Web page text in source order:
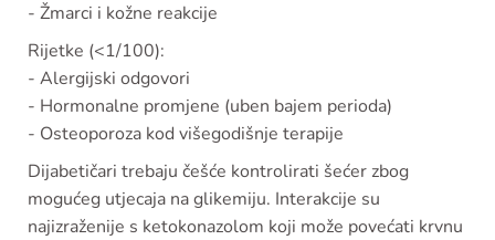
- Žmarci i kožne reakcije
Rijetke (<1/100):
- Alergijski odgovori
- Hormonalne promjene (uben bajem perioda)
- Osteoporoza kod višegodišnje terapije
Dijabetičari trebaju češće kontrolirati šećer zbog
mogućeg utjecaja na glikemiju. Interakcije su
najizraženije s ketokonazolom koji može povećati krvnu